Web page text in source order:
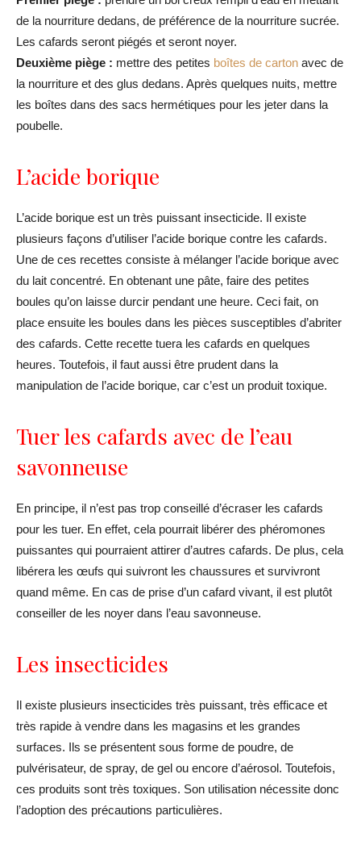
de la nourriture dedans, de préférence de la nourriture sucrée.
Les cafards seront piégés et seront noyer.
Deuxième piège : mettre des petites boîtes de carton avec de
la nourriture et des glus dedans. Après quelques nuits, mettre
les boîtes dans des sacs hermétiques pour les jeter dans la
poubelle.
L’acide borique
L’acide borique est un très puissant insecticide. Il existe
plusieurs façons d’utiliser l’acide borique contre les cafards.
Une de ces recettes consiste à mélanger l’acide borique avec
du lait concentré. En obtenant une pâte, faire des petites
boules qu’on laisse durcir pendant une heure. Ceci fait, on
place ensuite les boules dans les pièces susceptibles d’abriter
des cafards. Cette recette tuera les cafards en quelques
heures. Toutefois, il faut aussi être prudent dans la
manipulation de l’acide borique, car c’est un produit toxique.
Tuer les cafards avec de l’eau
savonneuse
En principe, il n’est pas trop conseillé d’écraser les cafards
pour les tuer. En effet, cela pourrait libérer des phéromones
puissantes qui pourraient attirer d’autres cafards. De plus, cela
libérera les œufs qui suivront les chaussures et survivront
quand même. En cas de prise d’un cafard vivant, il est plutôt
conseiller de les noyer dans l’eau savonneuse.
Les insecticides
Il existe plusieurs insecticides très puissant, très efficace et
très rapide à vendre dans les magasins et les grandes
surfaces. Ils se présentent sous forme de poudre, de
pulvérisateur, de spray, de gel ou encore d’aérosol. Toutefois,
ces produits sont très toxiques. Son utilisation nécessite donc
l’adoption des précautions particulières.